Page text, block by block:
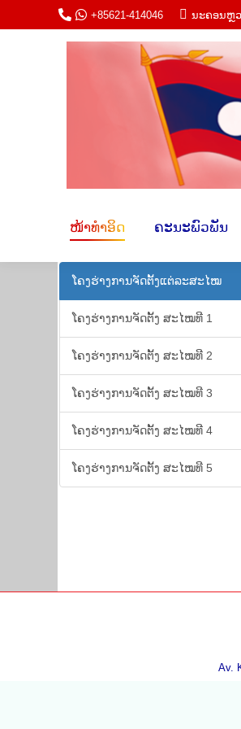
+85621-414046 ນະ​ຄອນຫຼວ
ໜ້າ​ທຳ​ອິດ ຄະ​ນະພົວ​ພັນ​
ໂຄງ​ຮ່າງ​ການ​ຈັດ​ຕັ້ງ​ແຕ່​ລະ​ສະ​ໄໝ
ໂຄງ​ຮ່າງ​ການ​ຈັດ​ຕັ້ງ ສະ​ໄໝ​ທີ 1
ໂຄງ​ຮ່າງ​ການ​ຈັດ​ຕັ້ງ ສະ​ໄໝ​ທີ 2
ໂຄງ​ຮ່າງ​ການ​ຈັດ​ຕັ້ງ ສະ​ໄໝ​ທີ 3
ໂຄງ​ຮ່າງ​ການ​ຈັດ​ຕັ້ງ ສະ​ໄໝ​ທີ 4
ໂຄງ​ຮ່າງ​ການ​ຈັດ​ຕັ້ງ ສະ​ໄໝ​ທີ 5
Av.
ໜ້າ​ທຳ​ອິດ ຄະ​